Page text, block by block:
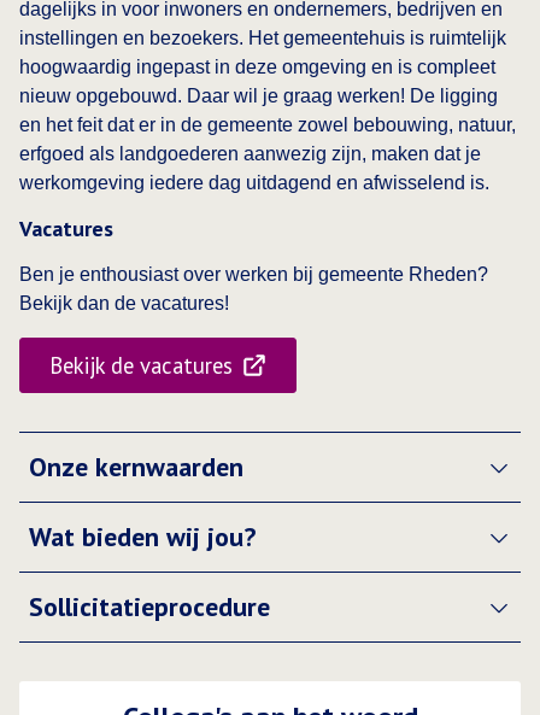
dagelijks in voor inwoners en ondernemers, bedrijven en
instellingen en bezoekers. Het gemeentehuis is ruimtelijk
hoogwaardig ingepast in deze omgeving en is compleet
nieuw opgebouwd. Daar wil je graag werken! De ligging
en het feit dat er in de gemeente zowel bebouwing, natuur,
erfgoed als landgoederen aanwezig zijn, maken dat je
werkomgeving iedere dag uitdagend en afwisselend is.
Vacatures
Ben je enthousiast over werken bij gemeente Rheden?
Bekijk dan de vacatures!
Bekijk de vacatures
Opent in een nieuwe tab:
Onze kernwaarden
Wat bieden wij jou?
Sollicitatieprocedure